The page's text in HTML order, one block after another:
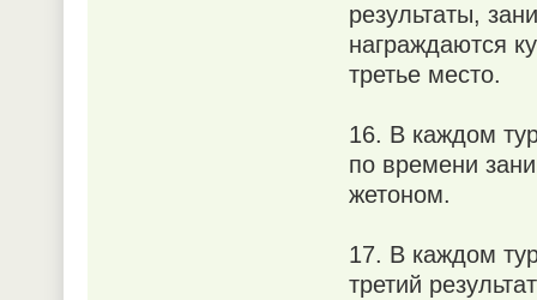
результаты,
награждаются
третье место.
16. В каждом
по времени
жетоном.
17. В каждом
третий